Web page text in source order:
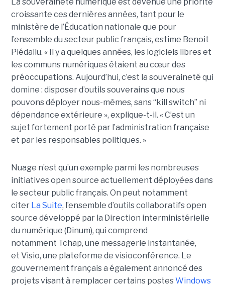
croissante ces dernières années, tant pour le
ministère de l’Éducation nationale que pour
l’ensemble du secteur public français, estime Benoit
Piédallu. « Il y a quelques années, les logiciels libres et
les communs numériques étaient au cœur des
préoccupations. Aujourd’hui, c’est la souveraineté qui
domine : disposer d’outils souverains que nous
pouvons déployer nous-mêmes, sans “kill switch” ni
dépendance extérieure », explique-t-il. « C’est un
sujet fortement porté par l’administration française
et par les responsables politiques. »
Nuage n’est qu’un exemple parmi les nombreuses
initiatives open source actuellement déployées dans
le secteur public français. On peut notamment
citerLa Suite, l’ensemble d’outils collaboratifs open
source développé par la Direction interministérielle
du numérique (Dinum), qui comprend
notamment Tchap, une messagerie instantanée,
et Visio, une plateforme de visioconférence. Le
gouvernement français a également annoncé des
projets visant à remplacer certains postesWindows